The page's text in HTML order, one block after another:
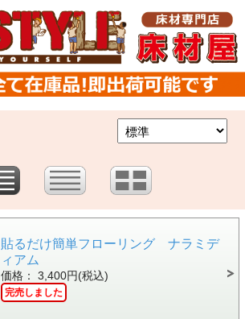
貼るだけ簡単フローリング ナラミデ
ィアム
価格： 3,400円(税込)
完売しました